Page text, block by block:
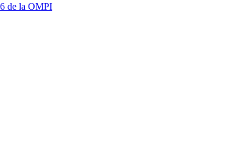
de la OMPI